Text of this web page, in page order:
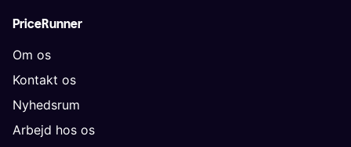
PriceRunner
Om os
Kontakt os
Nyhedsrum
Arbejd hos os